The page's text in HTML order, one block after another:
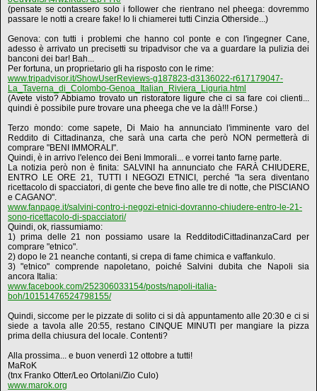
(pensate se contassero solo i follower che rientrano nel pheega: dovremmo
passare le notti a creare fake! Io li chiamerei tutti Cinzia Otherside...)
Genova: con tutti i problemi che hanno col ponte e con l'ingegner Cane,
adesso è arrivato un precisetti su tripadvisor che va a guardare la pulizia dei
banconi dei bar! Bah...
Per fortuna, un proprietario gli ha risposto con le rime:
www.tripadvisor.it/ShowUserReviews-g187823-d3136022-r617179047-
La_Taverna_di_Colombo-Genoa_Italian_Riviera_Liguria.html
(Avete visto? Abbiamo trovato un ristoratore ligure che ci sa fare coi clienti...
quindi è possibile pure trovare una pheega che ve la dà!!! Forse.)
Terzo mondo: come sapete, Di Maio ha annunciato l'imminente varo del
Reddito di Cittadinanza, che sarà una carta che però NON permetterà di
comprare "BENI IMMORALI".
Quindi, è in arrivo l'elenco dei Beni Immorali... e vorrei tanto farne parte.
La notizia però non è finita: SALVINI ha annunciato che FARÀ CHIUDERE,
ENTRO LE ORE 21, TUTTI I NEGOZI ETNICI, perché "la sera diventano
ricettacolo di spacciatori, di gente che beve fino alle tre di notte, che PISCIANO
e CAGANO".
www.fanpage.it/salvini-contro-i-negozi-etnici-dovranno-chiudere-entro-le-21-
sono-ricettacolo-di-spacciatori/
Quindi, ok, riassumiamo:
1) prima delle 21 non possiamo usare la RedditodiCittadinanzaCard per
comprare "etnico".
2) dopo le 21 neanche contanti, si crepa di fame chimica e vaffankulo.
3) "etnico" comprende napoletano, poiché Salvini dubita che Napoli sia
ancora Italia:
www.facebook.com/252306033154/posts/napoli-italia-
boh/10151476524798155/
Quindi, siccome per le pizzate di solito ci si dà appuntamento alle 20:30 e ci si
siede a tavola alle 20:55, restano CINQUE MINUTI per mangiare la pizza
prima della chiusura del locale. Contenti?
Alla prossima... e buon venerdì 12 ottobre a tutti!
MaRoK
(tnx Franko Otter/Leo Ortolani/Zio Culo)
www.marok.org